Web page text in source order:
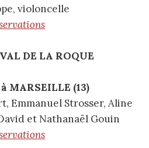
violoncelle
DE LA ROQUE
MARSEILLE (13)
Emmanuel Strosser, Aline
et Nathanaël Gouin